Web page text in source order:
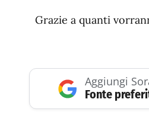
Grazie a quanti
Aggiungi
Fonte